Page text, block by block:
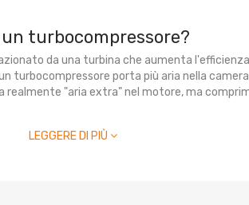
un turbocompressore?
da una turbina che aumenta
turbocompressore porta più aria nella
"aria extra" nel motore, ma
un turbocompressore?
LEGGERE DI PIÙ